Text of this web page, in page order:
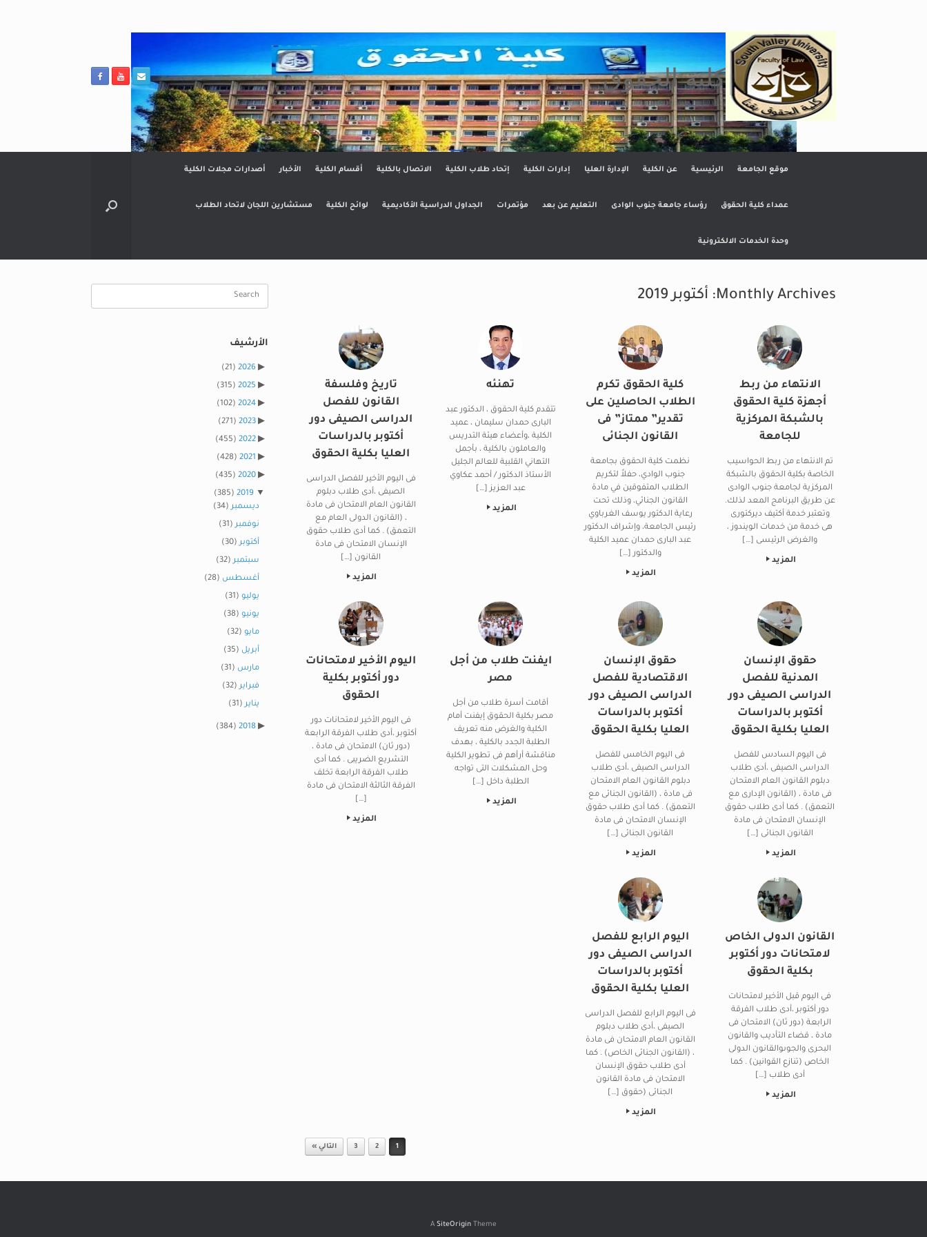
كلية الحقوق
موقع الجامعة الرئيسية عن الكلية الإدارة العليا إدارات الكلية إتحاد طلاب الكلية الاتصال بالكلية أقسام الكلية الأخبار أصدارات مجلات الكلية
عمداء كلية الحقوق رؤساء جامعة جنوب الوادى التعليم عن بعد مؤتمرات الجداول الدراسية الأكاديمية لوائح الكلية مستشارين اللجان لاتحاد الطلاب
وحدة الخدمات الالكترونية
Monthly Archives: أكتوبر 2019
الانتهاء من ربط
أجهزة كلية الحقوق
بالشبكة المركزية
للجامعة
تم الانتهاء من ربط الحواسيب
الخاصة بكلية الحقوق بالشبكة
المركزية لجامعة جنوب الوادى
عن طريق البرنامج المعد لذلك.
وتعتبر خدمة أكتيف ديركتورى
هى خدمة من خدمات الويندوز ،
والغرض الرئيسى […]
المزيد
كلية الحقوق تكرم
الطلاب الحاصلين على
تقدير” ممتاز” فى
القانون الجنائى
نظمت كلية الحقوق بجامعة
جنوب الوادي، حفلاً لتكريم
الطلاب المتفوقين في مادة
القانون الجنائي، وذلك تحت
رعاية الدكتور يوسف الغرباوي
رئيس الجامعة، وإشراف الدكتور
عبد البارى حمدان عميد الكلية
والدكتور […]
المزيد
تهنئه
تتقدم كلية الحقوق ، الدكتور عبد
البارى حمدان سليمان ، عميد
الكلية ،وأعضاء هيئة التدريس
والعاملون بالكلية ، بأجمل
التهاني القلبية للعالم الجليل
الأستاذ الدكتور / أحمد عكاوي
عبد العزيز […]
المزيد
تاريخ وفلسفة
القانون للفصل
الدراسى الصيفى دور
أكتوبر بالدراسات
العليا بكلية الحقوق
فى اليوم الأخير للفصل الدراسى
الصيفى ،أدى طلاب دبلوم
القانون العام الامتحان فى مادة
، (القانون الدولى العام مع
التعمق) . كما أدى طلاب حقوق
الإنسان الامتحان فى مادة
القانون […]
المزيد
حقوق الإنسان
المدنية للفصل
الدراسى الصيفى دور
أكتوبر بالدراسات
العليا بكلية الحقوق
فى اليوم السادس للفصل
الدراسى الصيفى ،أدى طلاب
دبلوم القانون العام الامتحان
فى مادة ، (القانون الإدارى مع
التعمق) . كما أدى طلاب حقوق
الإنسان الامتحان فى مادة
القانون الجنائى […]
المزيد
حقوق الإنسان
الاقتصادية للفصل
الدراسى الصيفى دور
أكتوبر بالدراسات
العليا بكلية الحقوق
فى اليوم الخامس للفصل
الدراسى الصيفى ،أدى طلاب
دبلوم القانون العام الامتحان
فى مادة ، (القانون الجنائى مع
التعمق) . كما أدى طلاب حقوق
الإنسان الامتحان فى مادة
القانون الجنائى […]
المزيد
ايفنت طلاب من أجل
مصر
أقامت أسرة طلاب من أجل
مصر بكلية الحقوق إيفنت أمام
الكلية والغرض منه تعريف
الطلبة الجدد بالكلية ، بهدف
مناقشة أرأهم فى تطوير الكلية
وحل المشكلات التى تواجه
الطلبة داخل […]
المزيد
اليوم الأخير لامتحانات
دور أكتوبر بكلية
الحقوق
فى اليوم الأخير لامتحانات دور
أكتوبر ،أدى طلاب الفرقة الرابعة
(دور ثان) الامتحان فى مادة ،
التشريع الضريبى . كما أدى
طلاب الفرقة الرابعة تخلف
الفرقة الثالثة الامتحان فى مادة
[…]
المزيد
القانون الدولى الخاص
لامتحانات دور أكتوبر
بكلية الحقوق
فى اليوم قبل الأخير لامتحانات
دور أكتوبر ،أدى طلاب الفرقة
الرابعة (دور ثان) الامتحان فى
مادة ، قضاء التأديب والقانون
البحرى والجوىوالقانون الدولى
الخاص (تنازع القوانين) . كما
أدى طلاب […]
المزيد
اليوم الرابع للفصل
الدراسى الصيفى دور
أكتوبر بالدراسات
العليا بكلية الحقوق
فى اليوم الرابع للفصل الدراسى
الصيفى ،أدى طلاب دبلوم
القانون العام الامتحان فى مادة
، (القانون الجنائى الخاص) . كما
أدى طلاب حقوق الإنسان
الامتحان فى مادة القانون
الجنائى (حقوق […]
المزيد
1
2
3 التالي »
Search
الأرشيف
2026
(21)
2025
(315)
2024
(102)
2023
(271)
2022
(455)
2021
(428)
2020
(435)
2019
(385)
ديسمبر(34)
نوفمبر(31)
أكتوبر(30)
سبتمبر(32)
أغسطس (28)
يوليو (31)
يونيو (38)
مايو (32)
أبريل (35)
مارس (31)
فبراير(32)
يناير(31)
2018
(384)
A SiteOrigin Theme